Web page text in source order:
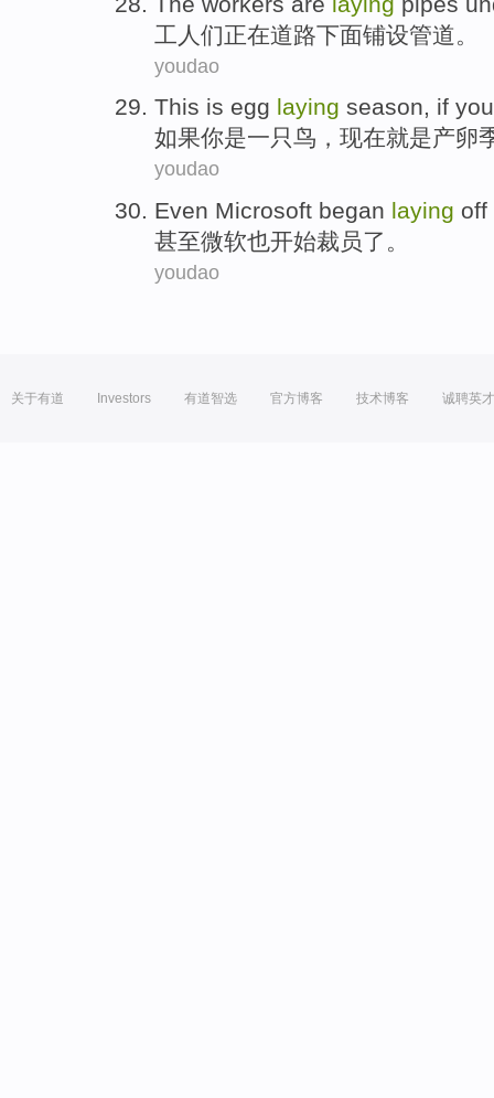
工人 们正在道路下面铺设管道 。
youdao
This is egg laying season, if you
如果你是一只鸟 ， 现在就是产卵
youdao
Even Microsoft began laying off
甚至微软也开始裁员了。
youdao
关于有道 Investors 有道智选 官方博客 技术博客 诚聘英才